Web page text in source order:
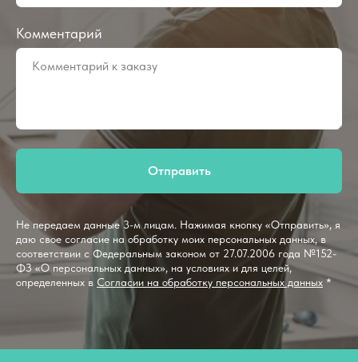
Комментарий
Отправить
Не передаем данные 3-м лицам. Нажимая кнопку «Отправить», я
даю свое согласие на обработку моих персональных данных, в
соответствии с Федеральным законом от 27.07.2006 года №152-
ФЗ «О персональных данных», на условиях и для целей,
определенных в Согласии на обработку персональных данных *